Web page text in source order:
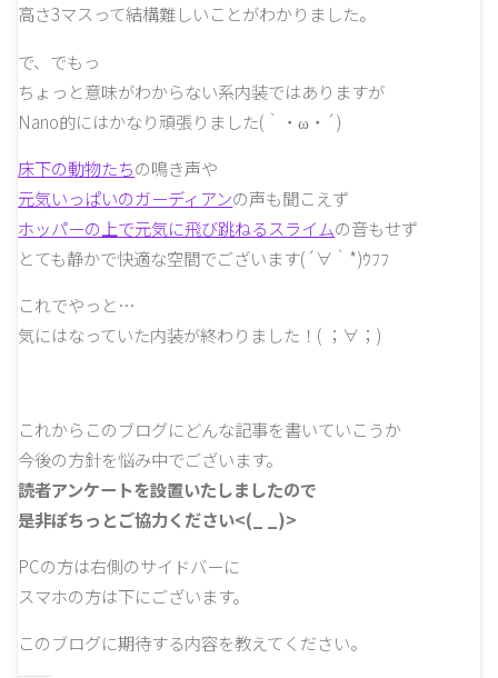
高さ3マスって結構難しいことがわかりました。
で、でもっ
ちょっと意味がわからない系内装ではありますが
Nano的にはかなり頑張りました(｀・ω・´)
床下の動物たちの鳴き声や
元気いっぱいのガーディアンの声も聞こえず
ホッパーの上で元気に飛び跳ねるスライムの音もせず
とても静かで快適な空間でございます(´∀｀*)ｳﾌﾌ
これでやっと…
気にはなっていた内装が終わりました！( ；∀；)
これからこのブログにどんな記事を書いていこうか
今後の方針を悩み中でございます。
読者アンケートを設置いたしましたので
是非ぽちっとご協力ください<(_ _)>
PCの方は右側のサイドバーに
スマホの方は下にございます。
このブログに期待する内容を教えてください。